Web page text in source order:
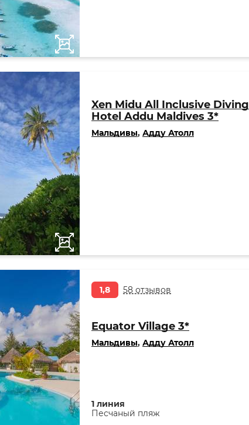
Xen Midu All Inclusive Diving
Hotel Addu Maldives 3*
Мальдивы, Адду Атолл
1,8 58 отзывов
Equator Village 3*
Мальдивы, Адду Атолл
1 линия
Песчаный пляж